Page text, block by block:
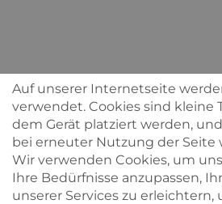
Hinweis zur
Auf unserer Internetseite
verwendet. Cookies sind kleine
dem Gerät platziert werden,
bei erneuter Nutzung der Seite
Wir verwenden Cookies, um
Ihre Bedürfnisse anzupassen,
unserer Services zu erleichtern,